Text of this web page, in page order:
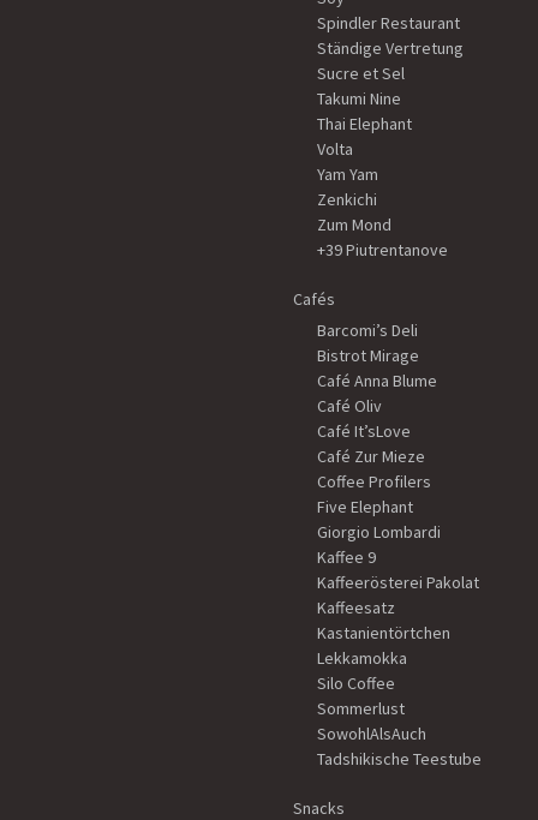
Spindler Restaurant
Ständige Vertretung
Sucre et Sel
Takumi Nine
Thai Elephant
Volta
Yam Yam
Zenkichi
Zum Mond
+39 Piutrentanove
Cafés
Barcomi’s Deli
Bistrot Mirage
Café Anna Blume
Café Oliv
Café It’sLove
Café Zur Mieze
Coffee Profilers
Five Elephant
Giorgio Lombardi
Kaffee 9
Kaffeerösterei Pakolat
Kaffeesatz
Kastanientörtchen
Lekkamokka
Silo Coffee
Sommerlust
SowohlAlsAuch
Tadshikische Teestube
Snacks